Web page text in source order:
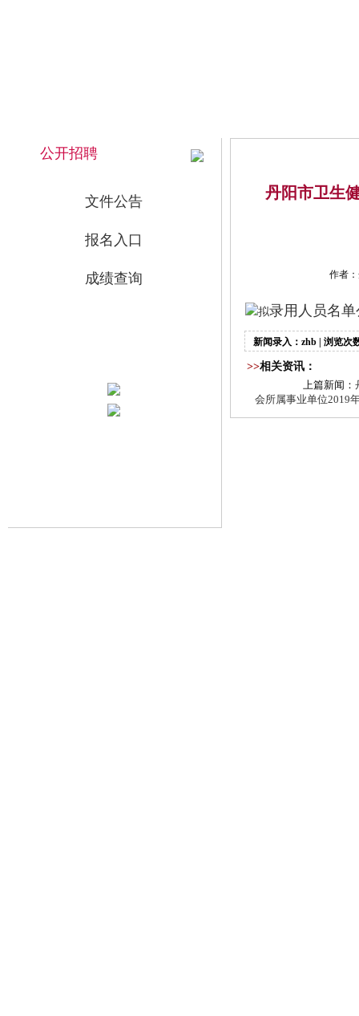
公开招聘
文件公告
报名入口
成绩查询
丹阳市卫生
作者
拟录用人员名
新闻录入：zhb | 浏览次
>>相关资讯：
上篇新闻：
会所属事业单位2019